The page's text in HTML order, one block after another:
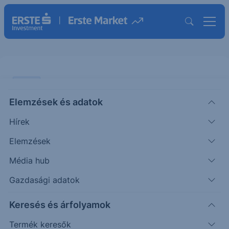
Elemzések és adatok
Hírek
Elemzések
Média hub
Gazdasági adatok
Keresés és árfolyamok
Termék keresők
emelkedett az OTP. Az MACD indikátor azonban
már elkezdett lefordulni, és...